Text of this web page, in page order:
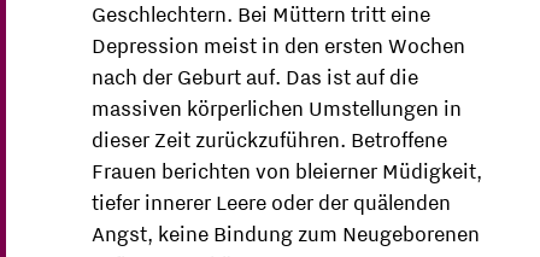
Geschlechtern. Bei Müttern tritt eine
Depression meist in den ersten Wochen
nach der Geburt auf. Das ist auf die
massiven körperlichen Umstellungen in
dieser Zeit zurückzuführen. Betroffene
Frauen berichten von bleierner Müdigkeit,
tiefer innerer Leere oder der quälenden
Angst, keine Bindung zum Neugeborenen